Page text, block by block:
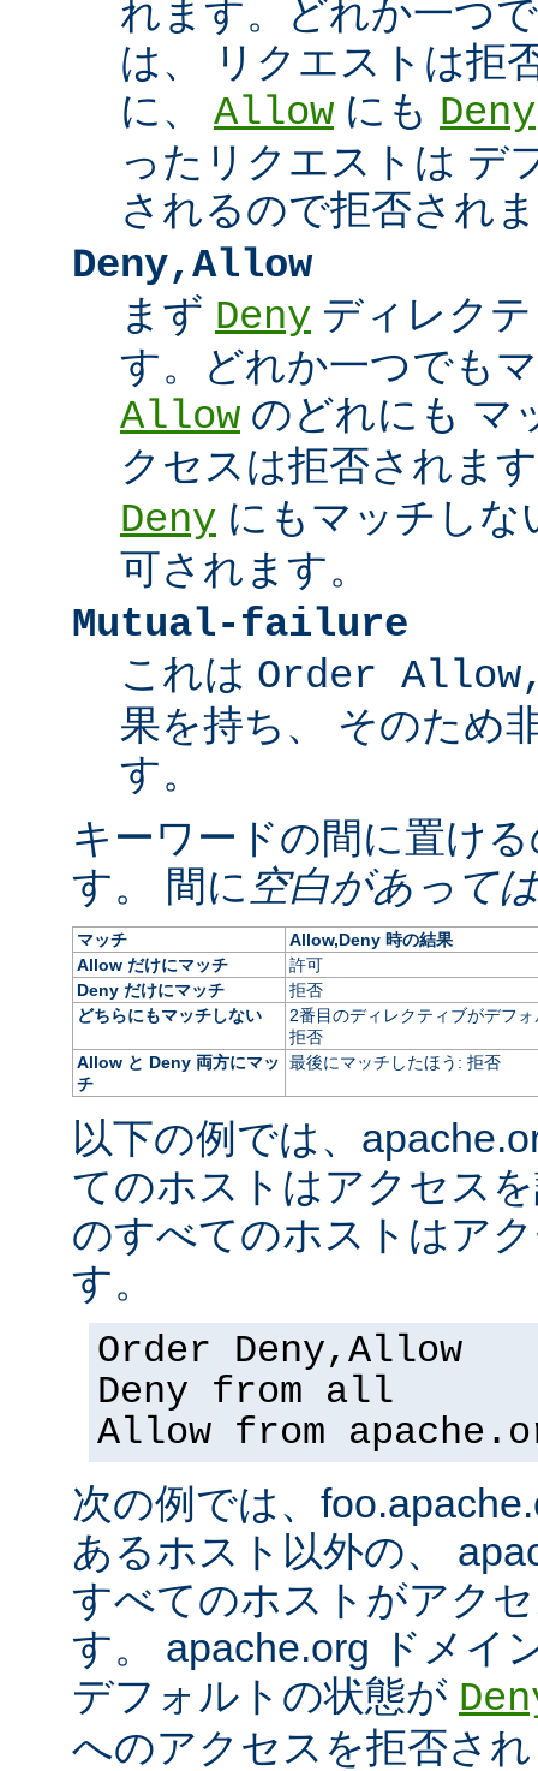
れます。どれか一つ
は、 リクエストは拒
に、 Allow にも Deny
ったリクエストは デ
されるので拒否され
Deny,Allow
まず Deny ディレク
す。どれか一つでも
Allow のどれにも マ
クセスは拒否されま
Deny にもマッチしな
可されます。
Mutual-failure
これは Order
果を持ち、 そのため
す。
キーワードの間に置け
す。 間に 空白があって
マッチ
Allow,Deny 時の結果
Allow だけにマッチ
許可
Deny だけにマッチ
拒否
どちらにもマッチしない
2番目のディレクティブがデフ
拒否
Allow と Deny 両方にマッ
チ
最後にマッチしたほう: 拒否
以下の例では、
てのホストはアクセス
のすべてのホストはア
す。
Order Deny,Allow
Deny from all
Allow from
次の例では、
あるホスト以外の、
すべてのホストがアク
す。 apache.org ドメイ
デフォルトの状態が
へのアクセスを拒否さ